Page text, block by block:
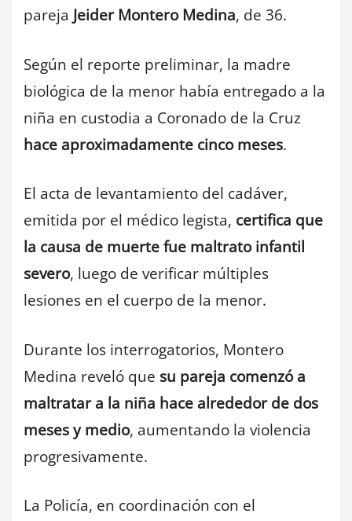
pareja Jeider Montero Medina, de 36.
Según el reporte preliminar, la madre
biológica de la menor había entregado a la
niña en custodia a Coronado de la Cruz
hace aproximadamente cinco meses.
El acta de levantamiento del cadáver,
emitida por el médico legista, certifica que
la causa de muerte fue maltrato infantil
severo, luego de verificar múltiples
lesiones en el cuerpo de la menor.
Durante los interrogatorios, Montero
Medina reveló que su pareja comenzó a
maltratar a la niña hace alrededor de dos
meses y medio, aumentando la violencia
progresivamente.
La Policía, en coordinación con el